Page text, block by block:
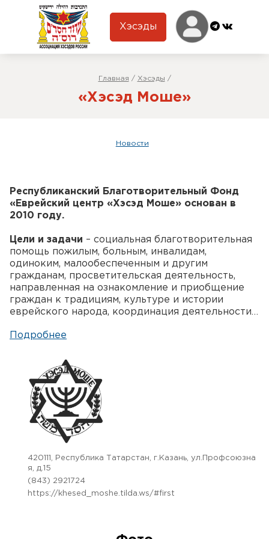
Хэсэды
Главная / Хэсэды /
«Хэсэд Моше»
Новости
Республиканский Благотворительный Фонд
«Еврейский центр «Хэсэд Моше» основан в
2010 году.
Цели и задачи – социальная благотворительная
помощь пожилым, больным, инвалидам,
одиноким, малообеспеченным и другим
гражданам, просветительская деятельность,
направленная на ознакомление и приобщение
граждан к традициям, культуре и истории
еврейского народа, координация деятельности…
420111, Республика Татарстан, г.Казань, ул.Профсоюзна
я, д.15
(843) 2921724
https://khesed_moshe.tilda.ws/#first